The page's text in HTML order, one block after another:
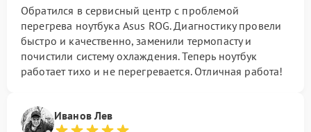
Обратился в сервисный центр с проблемой
перегрева ноутбука Asus ROG. Диагностику провели
быстро и качественно, заменили термопасту и
почистили систему охлаждения. Теперь ноутбук
работает тихо и не перегревается. Отличная работа!
Иванов Лев